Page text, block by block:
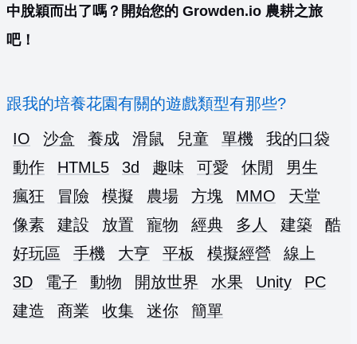
中脫穎而出了嗎？開始您的 Growden.io 農耕之旅
吧！
跟我的培養花園有關的遊戲類型有那些?
IO
沙盒 養成 滑鼠 兒童 單機
我的口袋
動作
HTML5 3d 趣味 可愛 休閒
男生
瘋狂
冒險 模擬 農場 方塊 MMO
天堂
像素
建設 放置 寵物 經典 多人 建築
酷
好玩區
手機 大亨 平板 模擬經營
線上
3D
電子 動物 開放世界 水果 Unity
PC
建造
商業 收集 迷你 簡單